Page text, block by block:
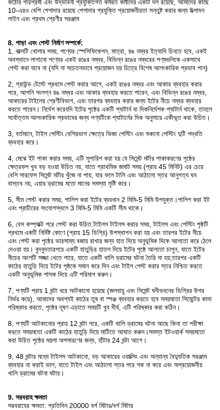
কঠোর পরিশ্রমী এবং উদ্ভাবনী প্রযুক্তিগত কর্মরত কর্মীদের একটি দল রয়েছে, আমাদের কাছে
10-এরও বেশি পেশাদার রয়েছে পেশাদার প্রযুক্তি প্রয়োজনীয়তা সন্তুষ্ট করার জন্য উত্পাদন
লাইন এবং প্রথম শ্রেণীর সরঞ্জাম
8. পাড়া এবং পেস্ট নির্মাণ সম্পর্কে:
1, বাক্সটি খোলার সময়, পণ্যের স্পেসিফিকেশন, মাত্রা, রঙ নম্বর ইত্যাদি চিনতে হবে, একই
অবস্থানে লাগানো পণ্যের একই রঙের নম্বর, বিভিন্ন রঙের নম্বরের পণ্যগুলিকে একসাথে
পেস্ট করা যাবে না (যদি না সচেতনভাবে প্রয়োজন হয় চিত্রে বিশেষ আলংকারিক প্রভাব পান)
2, গ্রাউন্ড টেস্টে প্রথমে পেস্ট করার আগে, একই রঙের নম্বর এবং আকার ব্যবহার করার
পরে, আপনি সংলগ্ন রঙ নম্বর এবং আকার ব্যবহার করতে পারেন, এবং বিভিন্ন রঙের নম্বর,
আকারের টাইলের শ্রেণীবিভাগ, এবং তারপর ব্যবহার করার জন্য ইটের নীচে নম্বর ব্যবহার
করতে পারেন। নির্দেশ করেযদি ইটের পৃষ্ঠের একটি প্যাটার্ন বা দিকনির্দেশক প্যাটার্ন থাকে, তাহলে
সর্বোত্তম আলংকারিক প্রভাবের জন্য পণ্যটিকে প্যাটার্নের দিক অনুসারে একীভূত করা উচিত।
3, বর্তমানে, টাইল পেস্টিং বেশিরভাগ ক্ষেত্রে ভিজা পেস্টিং এবং শুকনো পেস্টিং দুটি পদ্ধতি
ব্যবহার করে।
4, মেঝে ইট পাকা করার সময়, এটি সুপারিশ করা হয় যে সিমেন্ট মর্টার পাকাকরণের পৃষ্ঠের
ক্ষেত্রফল খুব বড় হওয়া উচিত নয়, যাতে প্রাথমিক জমাট সময় (প্রায় 45 মিনিট) এর চেয়ে
বেশি সারফেস সিমেন্ট মর্টার খুঁজে না পায়, যার ফলে টালি এবং আঠালো স্তর আনুগত্য ঘন
বাস্তব নয়, এয়ার ড্রামের মতো মানের সমস্যা সৃষ্টি করে।
5, সীম পেস্ট করার সময়, পালিশ করা ইটের ব্যবধান 2 মিমি-5 মিমি উপযুক্ত।পালিশ করা ইট
এবং প্রাচীরের সংযোগস্থলে 3 মিমি-5 মিমি একটি সীম থাকে।
6, বেস কম্প্যাক্ট পরে পেস্ট করা উচিত.টাইলস টাইলস করার সময়, টাইলস এবং পেস্টিং পৃষ্ঠটি
প্রথমে একটি নির্দিষ্ট কোণে (প্রায় 15 ডিগ্রি) উপস্থাপন করা হয় এবং তারপর ইটের নীচে
এবং পেস্ট করা পৃষ্ঠের ভারসাম্য বজায় রাখার জন্য হাত দিয়ে অনুভূমিক দিকে আলতো করে ঠেলে
দেওয়া হয়। বুদবুদতারপরে একটি হাতুড়ির হাতল দিয়ে ইটের পৃষ্ঠে আলতো চাপুন, যাতে ইটের
নীচের অংশটি সজ্জা খেতে পারে, যাতে একটি খালি ড্রামের ঘটনা তৈরি না হয়;তারপর একটি
কাঠের হাতুড়ি দিয়ে ইটের পৃষ্ঠকে সমান করে দিন এবং টাইল পেস্ট করার স্তর নিশ্চিত করতে
একটি অনুভূমিক শাসক দিয়ে এটি পরিমাপ করুন।
7, পণ্যটি প্রায় 1 ঘন্টা ধরে আটকানো হয়েছে (জলবায়ু এবং সিমেন্ট ঘনীভবনের ডিগ্রির উপর
নির্ভর করে), আমাদের অবশ্যই কাঠের তুষ বা স্পঞ্জ ব্যবহার করতে হবে সময়মতো সিমেন্টের কাদা
পরিষ্কার করতে, পৃষ্ঠের দূষণ এড়াতে সময়টি খুব দীর্ঘ, এটি পরিষ্কার করা কঠিন।
8, পণ্যটি আটকানোর প্রায় 12 ঘন্টা পরে, একটি খালি ড্রামের ঘটনা আছে কিনা তা পরীক্ষা
করতে সময়মতো একটি কাঠের হাতুড়ি দিয়ে মাটিতে আঘাত করুন।সমস্ত ইটওয়ার্ক সময়মতো
করা উচিত পৃষ্ঠের ময়লা অপসারণের জন্য, হাঁটার 24 ঘন্টা আগে।
9, 48 ঘন্টার মধ্যে টাইলস আটকানো, বড় আকারের ওয়াক্সিং এবং অন্যান্য বৈদ্যুতিক সরঞ্জাম
ব্যবহার না করাই ভাল, যাতে টাইল এবং আঠালো স্তর পরে শক না করে এবং অপ্রয়োজনীয়
খালি ড্রামের ঘটনা ঘটায়।
9. সরবরাহ ক্ষমতা
সরবরাহের ক্ষমতা: প্রতিদিন 20000 বর্গ মিটার/বর্গ মিটার